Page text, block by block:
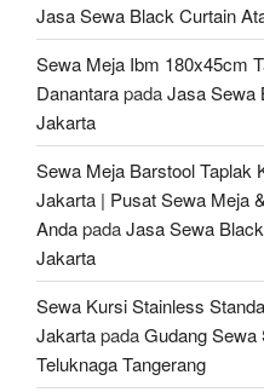
Jasa Sewa Black Curtain
Sewa Meja Ibm 180x45cm
DanantarapadaJasa Sewa
Jakarta
Sewa Meja Barstool Taplak
Jakarta | Pusat Sewa Meja
AndapadaJasa Sewa
Jakarta
Sewa Kursi Stainless
JakartapadaGudang Sewa
Teluknaga Tangerang